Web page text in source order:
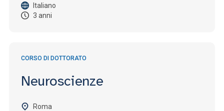
Italiano
3 anni
CORSO DI DOTTORATO
Neuroscienze
Roma